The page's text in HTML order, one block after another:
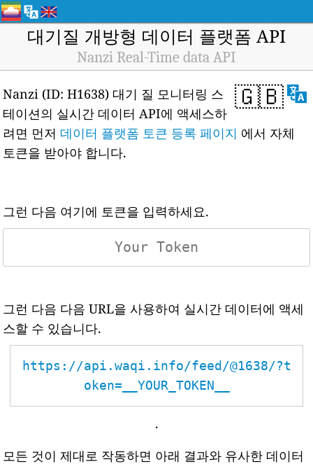
대기질 개방형 데이터 플랫폼 API
Nanzi Real-Time data API
🇬🇧
Nanzi (ID: H1638) 대기 질 모니터링 스
테이션의 실시간 데이터 API에 액세스하
려면 먼저 데이터 플랫폼 토큰 등록 페이지 에서 자체
토큰을 받아야 합니다.
그런 다음 여기에 토큰을 입력하세요.
그런 다음 다음 URL을 사용하여 실시간 데이터에 액세
스할 수 있습니다.
https://api.waqi.info/feed/@1638/?t
oken=__YOUR_TOKEN__
.
모든 것이 제대로 작동하면 아래 결과와 유사한 데이터